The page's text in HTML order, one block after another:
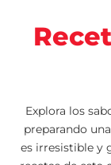
Explora los
preparando
es irresistible y